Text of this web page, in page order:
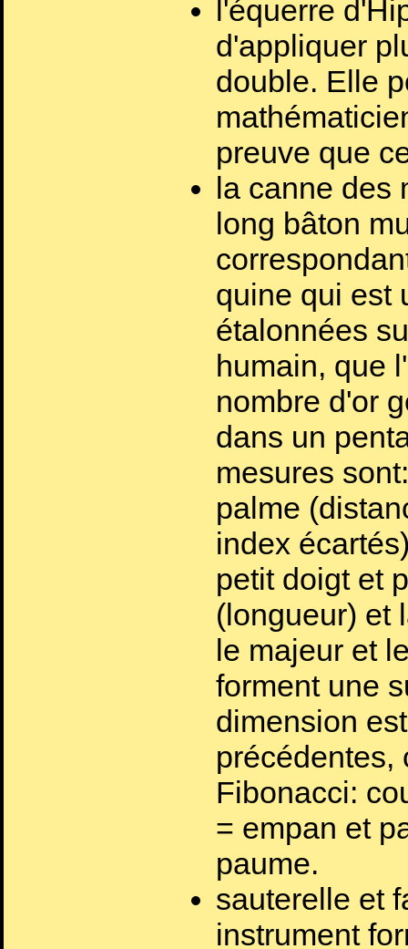
l'équerre
d'appliquer
double. Elle
preuve que
la canne des
long bâton
quine qui est
étalonnées
humain, que
nombre d'or
dans un
mesures
palme
index
petit doigt et
(longueur) et
le majeur et
forment une
dimension
précédentes,
Fibonacci:
= empan et
paume.
sauterelle et
instrument